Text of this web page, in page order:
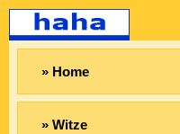
» Home
» Witze